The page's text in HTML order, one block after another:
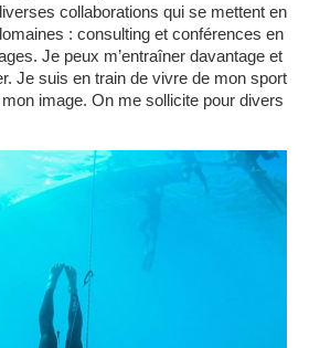
collaborations qui se mettent en
: consulting et conférences en
Je peux m’entraîner davantage et
Je suis en train de vivre de mon sport
image. On me sollicite pour divers